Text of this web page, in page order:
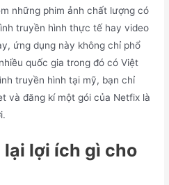
những phim ảnh chất lượng có
truyền hình thực tế hay video
ứng dụng này không chỉ phổ
quốc gia trong đó có Việt
truyền hình tại mỹ, bạn chỉ
và đăng kí một gói của Netfix là
lợi ích gì cho